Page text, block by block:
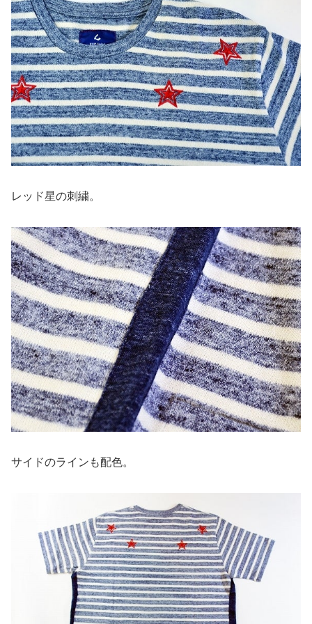
レッド星の刺繍。
サイドのラインも配色。